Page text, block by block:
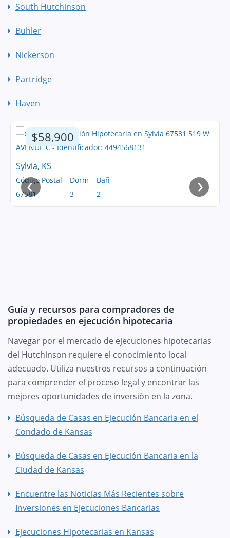
South Hutchinson
Buhler
Nickerson
Partridge
Haven
$58,900
Sylvia, KS
Código Postal
67581
Dorm
3
Bañ
2
‹ ›
Guía y recursos para compradores de
propiedades en ejecución hipotecaria
Navegar por el mercado de ejecuciones hipotecarias
del Hutchinson requiere el conocimiento local
adecuado. Utiliza nuestros recursos a continuación
para comprender el proceso legal y encontrar las
mejores oportunidades de inversión en la zona.
Búsqueda de Casas en Ejecución Bancaria en el
Condado de Kansas
Búsqueda de Casas en Ejecución Bancaria en la
Ciudad de Kansas
Encuentre las Noticias Más Recientes sobre
Inversiones en Ejecuciones Bancarias
Ejecuciones Hipotecarias en Kansas